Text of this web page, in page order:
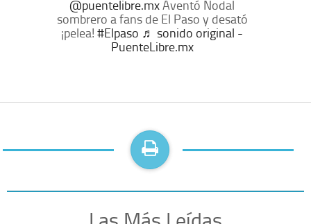
@puentelibre.mxAventó Nodal
sombrero a fans de El Paso y desató
¡pelea! #Elpaso ♬ sonido original -
PuenteLibre.mx